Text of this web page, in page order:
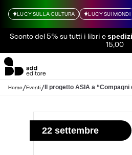
LUCY SULLA CULTURA LUCY SUI MONDI
Sconto del 5% su tutti i libri e
15,00
Home/Eventi/ Il progetto ASIA a
22 settembre